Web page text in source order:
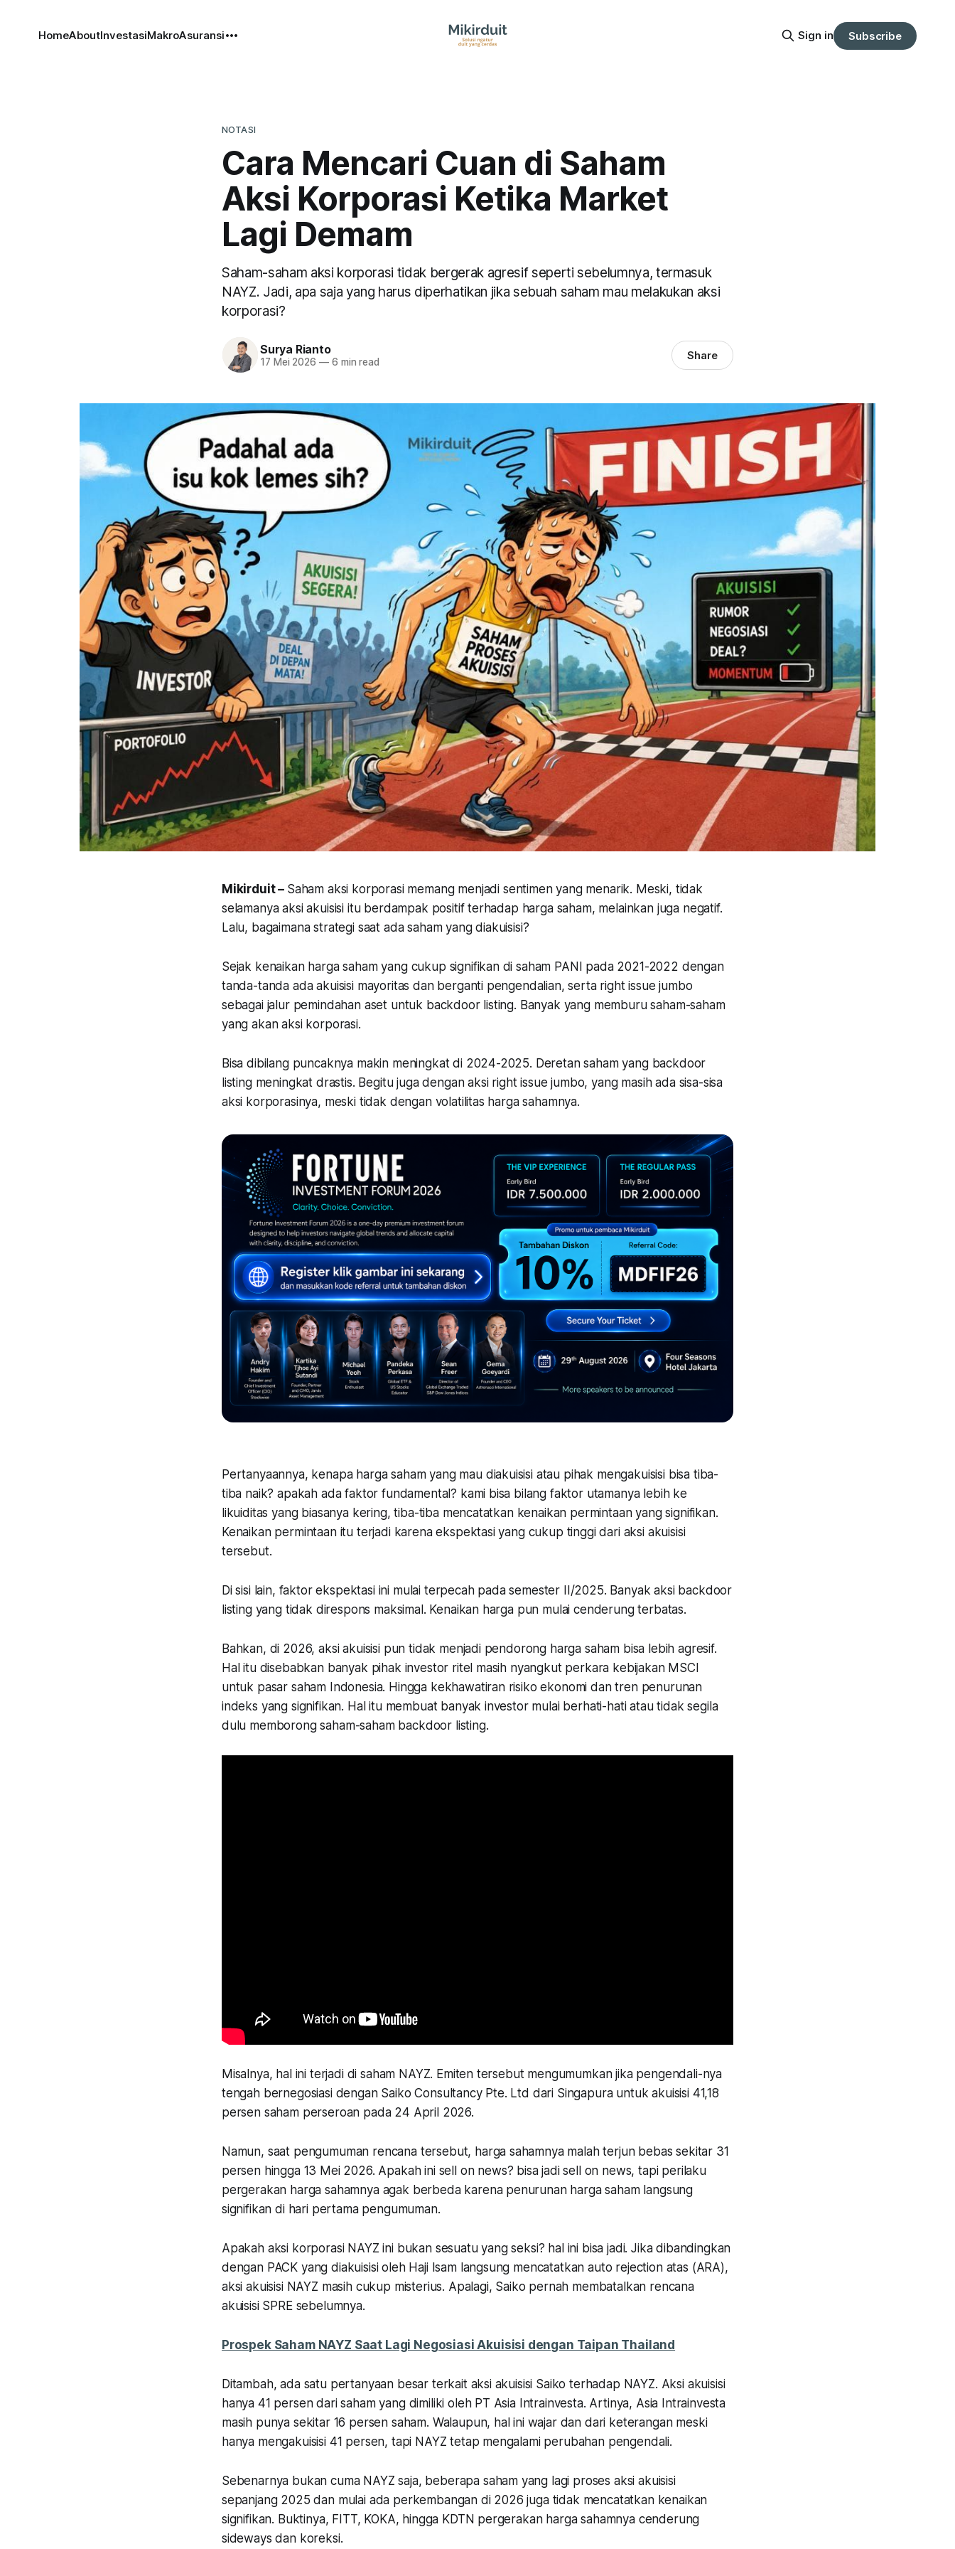
HomeAboutInvestasiMakroAsuransi Sign in Subscribe
NOTASI
Cara Mencari Cuan di Saham
Aksi Korporasi Ketika Market
Lagi Demam
Saham-saham aksi korporasi tidak bergerak agresif seperti sebelumnya, termasuk
NAYZ. Jadi, apa saja yang harus diperhatikan jika sebuah saham mau melakukan aksi
korporasi?
Surya Rianto
17 Mei 2026 —6 min read Share
Mikirduit – Saham aksi korporasi memang menjadi sentimen yang menarik. Meski, tidak
selamanya aksi akuisisi itu berdampak positif terhadap harga saham, melainkan juga negatif.
Lalu, bagaimana strategi saat ada saham yang diakuisisi?
Sejak kenaikan harga saham yang cukup signifikan di saham PANI pada 2021-2022 dengan
tanda-tanda ada akuisisi mayoritas dan berganti pengendalian, serta right issue jumbo
sebagai jalur pemindahan aset untuk backdoor listing. Banyak yang memburu saham-saham
yang akan aksi korporasi.
Bisa dibilang puncaknya makin meningkat di 2024-2025. Deretan saham yang backdoor
listing meningkat drastis. Begitu juga dengan aksi right issue jumbo, yang masih ada sisa-sisa
aksi korporasinya, meski tidak dengan volatilitas harga sahamnya.
Pertanyaannya, kenapa harga saham yang mau diakuisisi atau pihak mengakuisisi bisa tiba-
tiba naik? apakah ada faktor fundamental? kami bisa bilang faktor utamanya lebih ke
likuiditas yang biasanya kering, tiba-tiba mencatatkan kenaikan permintaan yang signifikan.
Kenaikan permintaan itu terjadi karena ekspektasi yang cukup tinggi dari aksi akuisisi
tersebut.
Di sisi lain, faktor ekspektasi ini mulai terpecah pada semester II/2025. Banyak aksi backdoor
listing yang tidak direspons maksimal. Kenaikan harga pun mulai cenderung terbatas.
Bahkan, di 2026, aksi akuisisi pun tidak menjadi pendorong harga saham bisa lebih agresif.
Hal itu disebabkan banyak pihak investor ritel masih nyangkut perkara kebijakan MSCI
untuk pasar saham Indonesia. Hingga kekhawatiran risiko ekonomi dan tren penurunan
indeks yang signifikan. Hal itu membuat banyak investor mulai berhati-hati atau tidak segila
dulu memborong saham-saham backdoor listing.
Misalnya, hal ini terjadi di saham NAYZ. Emiten tersebut mengumumkan jika pengendali-nya
tengah bernegosiasi dengan Saiko Consultancy Pte. Ltd dari Singapura untuk akuisisi 41,18
persen saham perseroan pada 24 April 2026.
Namun, saat pengumuman rencana tersebut, harga sahamnya malah terjun bebas sekitar 31
persen hingga 13 Mei 2026. Apakah ini sell on news? bisa jadisell on news, tapi perilaku
pergerakan harga sahamnya agak berbeda karena penurunan harga saham langsung
signifikan di hari pertama pengumuman.
Apakah aksi korporasi NAYZ ini bukan sesuatu yang seksi? hal ini bisa jadi. Jika dibandingkan
dengan PACK yang diakuisisi oleh Haji Isam langsung mencatatkan auto rejection atas (ARA),
aksi akuisisi NAYZ masih cukup misterius. Apalagi, Saiko pernah membatalkan rencana
akuisisi SPRE sebelumnya.
Prospek Saham NAYZ Saat Lagi Negosiasi Akuisisi dengan Taipan Thailand
Ditambah, ada satu pertanyaan besar terkait aksi akuisisi Saiko terhadap NAYZ. Aksi akuisisi
hanya 41 persen dari saham yang dimiliki oleh PT Asia Intrainvesta. Artinya, Asia Intrainvesta
masih punya sekitar 16 persen saham. Walaupun, hal ini wajar dan dari keterangan meski
hanya mengakuisisi 41 persen, tapi NAYZ tetap mengalami perubahan pengendali.
Sebenarnya bukan cuma NAYZ saja, beberapa saham yang lagi proses aksi akuisisi
sepanjang 2025 dan mulai ada perkembangan di 2026 juga tidak mencatatkan kenaikan
signifikan. Buktinya, FITT, KOKA, hingga KDTN pergerakan harga sahamnya cenderung
sideways dan koreksi.